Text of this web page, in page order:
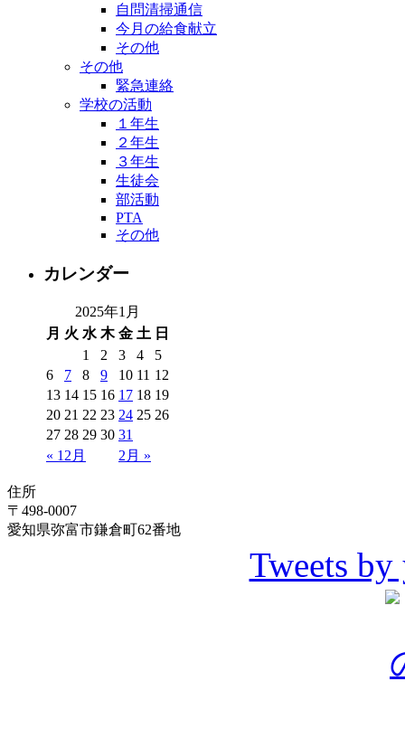
自問清掃通信
今月の給食献立
その他
その他
緊急連絡
学校の活動
１年生
２年生
３年生
生徒会
部活動
PTA
その他
カレンダー
2025年1月
月 火 水 木 金 土 日
« 12月 2月 »
1 2 3 4
5
6
7 8 9 10 11 12
13 14 15 16 17 18 19
20 21 22 23 24 25 26
27 28 29 30 31
住所
〒498-0007
愛知県弥富市鎌倉町62番地
Tweets